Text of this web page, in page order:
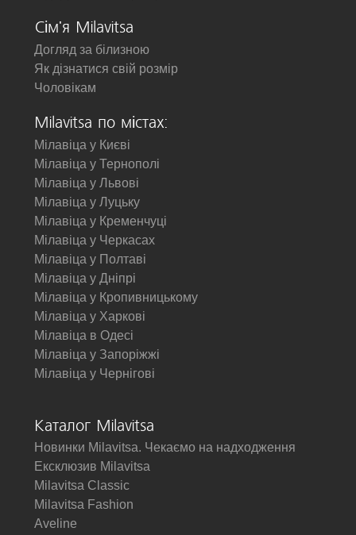
Сім'я Milavitsa
Догляд за білизною
Як дізнатися свій розмір
Чоловікам
Milavitsa по містах:
Мілавіца у Києві
Мілавіца у Тернополі
Мілавіца у Львові
Мілавіца у Луцьку
Мілавіца у Кременчуці
Мілавіца у Черкасах
Мілавіца у Полтаві
Мілавіца у Дніпрі
Мілавіца у Кропивницькому
Мілавіца у Харкові
Мілавіца в Одесі
Мілавіца у Запоріжжі
Мілавіца у Чернігові
Каталог Milavitsa
Новинки Milavitsa. Чекаємо на надходження
Ексклюзив Milavitsa
Milavitsa Classic
Milavitsa Fashion
Aveline